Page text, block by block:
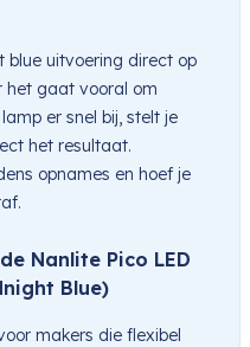
uitvoering direct op
het gaat vooral om
er snel bij, stelt je
het resultaat.
opnames en hoef je
Nanlite Pico LED
Blue)
makers die flexibel